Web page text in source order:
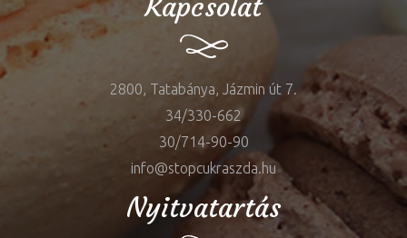
Kapcsolat
2800, Tatabánya, Jázmin út 7.
34/330-662
30/714-90-90
info@stopcukraszda.hu
Nyitvatartás